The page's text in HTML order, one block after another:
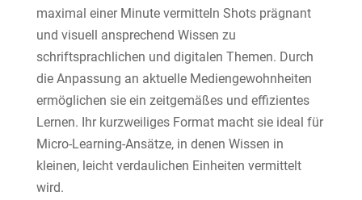
maximal einer Minute vermitteln Shots prägnant
und visuell ansprechend Wissen zu
schriftsprachlichen und digitalen Themen. Durch
die Anpassung an aktuelle Mediengewohnheiten
ermöglichen sie ein zeitgemäßes und effizientes
Lernen. Ihr kurzweiliges Format macht sie ideal für
Micro-Learning-Ansätze, in denen Wissen in
kleinen, leicht verdaulichen Einheiten vermittelt
wird.